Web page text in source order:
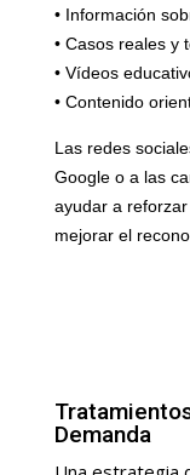
• Información
• Casos reales y
• Vídeos
• Contenido
Las redes
Google o a las
ayudar a
mejorar el
Demanda